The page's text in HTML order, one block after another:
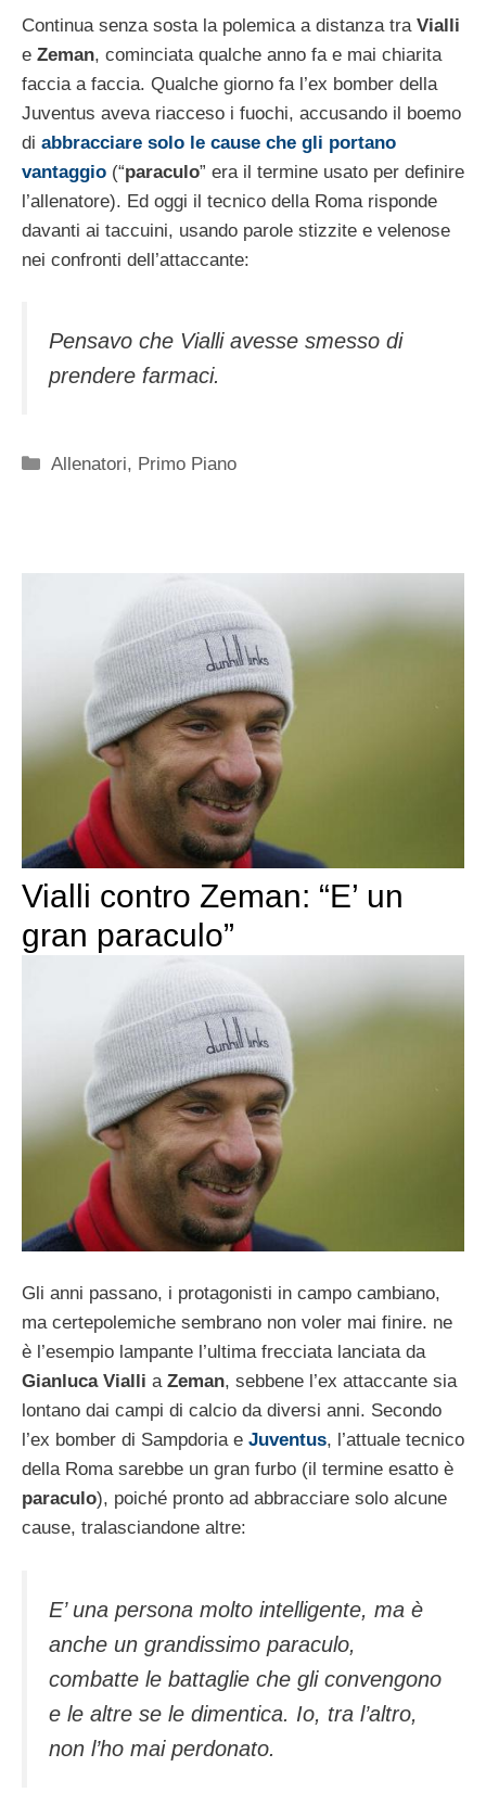
Continua senza sosta la polemica a distanza tra Vialli
e Zeman, cominciata qualche anno fa e mai chiarita
faccia a faccia. Qualche giorno fa l’ex bomber della
Juventus aveva riacceso i fuochi, accusando il boemo
di abbracciare solo le cause che gli portano
vantaggio (“paraculo” era il termine usato per definire
l’allenatore). Ed oggi il tecnico della Roma risponde
davanti ai taccuini, usando parole stizzite e velenose
nei confronti dell’attaccante:
Pensavo che Vialli avesse smesso di
prendere farmaci.
Categorie
Allenatori, Primo Piano
Vialli contro Zeman: “E’ un
gran paraculo”
Gli anni passano, i protagonisti in campo cambiano,
ma certepolemiche sembrano non voler mai finire. ne
è l’esempio lampante l’ultima frecciata lanciata da
Gianluca Vialli a Zeman, sebbene l’ex attaccante sia
lontano dai campi di calcio da diversi anni. Secondo
l’ex bomber di Sampdoria e Juventus, l’attuale tecnico
della Roma sarebbe un gran furbo (il termine esatto è
paraculo), poiché pronto ad abbracciare solo alcune
cause, tralasciandone altre:
E’ una persona molto intelligente, ma è
anche un grandissimo paraculo,
combatte le battaglie che gli convengono
e le altre se le dimentica. Io, tra l’altro,
non l’ho mai perdonato.